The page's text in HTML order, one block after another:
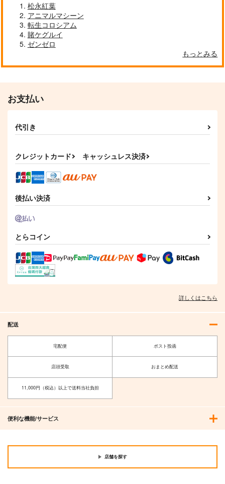
松永紅葉
アニマルマシーン
転生コロシアム
賭ケグルイ
ゼンゼロ
もっとみる
お支払い
代引き
クレジットカード キャッシュレス決済
後払い決済
とらコイン
詳しくはこちら
配送
宅配便 ポスト投函
店頭受取 おまとめ配送
11,000円（税込）以上で送料当社負担
便利な機能/サービス
店舗を探す